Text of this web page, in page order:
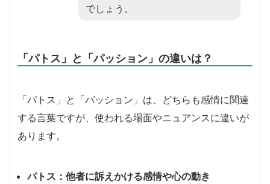
でしょう。
「パトス」と「パッション」の違いは？
「パトス」と「パッション」は、どちらも感情に関連
する言葉ですが、使われる場面やニュアンスに違いが
あります。
パトス：他者に訴えかける感情や心の動き